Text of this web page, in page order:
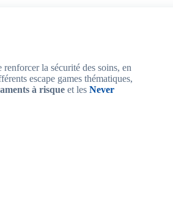
la sécurité des soins, en
escape games thématiques,
à risque et les Never